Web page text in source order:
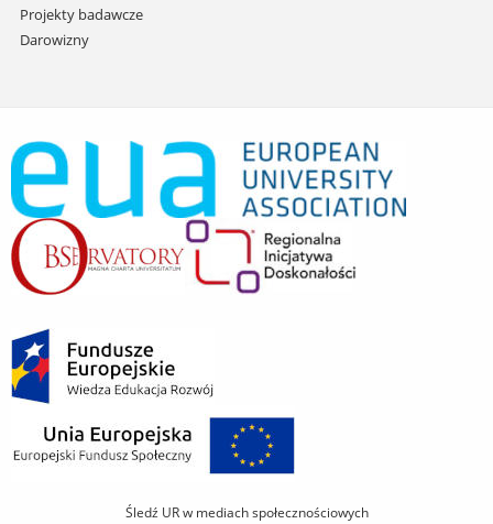
Projekty badawcze
Darowizny
Śledź UR w mediach społecznościowych